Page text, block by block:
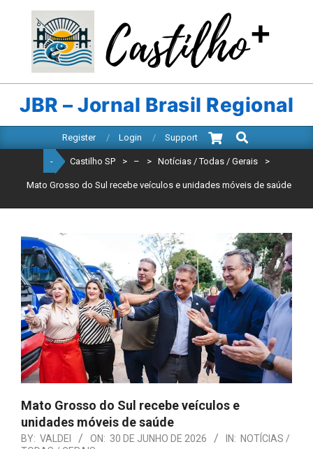
content
CASTILHO
SP
JBR – Jornal Brasil Regional
Navigation
Register Login Support
Search
- Castilho SP > – > Notícias / Todas / Gerais >
Mato Grosso do Sul recebe veículos e unidades móveis de saúde
Mato Grosso do Sul recebe veículos e
unidades móveis de saúde
BY: VALDEI ON: 30 DE JUNHO DE 2026 IN: NOTÍCIAS /